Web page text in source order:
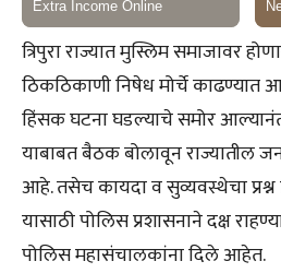
त्रिपुरा राज्यात मुस्लिम समाजावर
ठिकठिकाणी निषेध मोर्चे काढण्यात
हिंसक घटना घडल्याचे समोर
याबाबत बैठक बोलावून राज्यातील
आहे. तसेच कायदा व सुव्यवस्थेचा प्रश्न
यासाठी पोलिस प्रशासनाने दक्ष
पोलिस महासंचालकांना दिले आहेत.